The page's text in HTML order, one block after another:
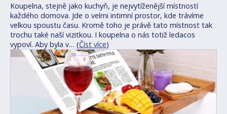
Koupelna, stejně jako kuchyň, je nejvytíženější místností
každého domova. Jde o velmi intimní prostor, kde trávíme
velkou spoustu času. Kromě toho je právě tato místnost tak
trochu také naší vizitkou. I koupelna o nás totiž ledacos
vypoví. Aby byla v… (Číst více)